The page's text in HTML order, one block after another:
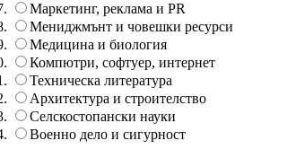
Маркетинг, реклама и PR
Мениджмънт и човешки ресурси
Медицина и биология
Компютри, софтуер, интернет
Техническа литература
Архитектура и строителство
Селскостопански науки
Военно дело и сигурност